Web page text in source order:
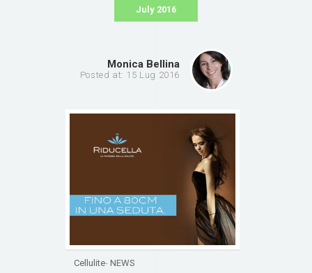
July 2016
Monica Bellina
Posted at: 15 Lug 2016
Cellulite- NEWS